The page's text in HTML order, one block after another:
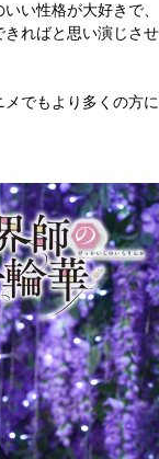
い性格が大好きで、
ればと思い演じさせ
でもより多くの方に